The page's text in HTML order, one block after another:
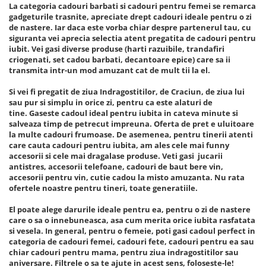
La categoria cadouri barbati si cadouri pentru femei se remarca
gadgeturile trasnite, apreciate drept cadouri ideale pentru o zi
de nastere. Iar daca este vorba chiar despre partenerul tau, cu
siguranta vei aprecia selectia atent pregatita de cadouri pentru
iubit. Vei gasi diverse produse (harti razuibile, trandafiri
criogenati, set cadou barbati, decantoare epice) care sa ii
transmita intr-un mod amuzant cat de mult tii la el.
Si vei fi pregatit de ziua Indragostitilor, de Craciun, de ziua lui
sau pur si simplu in orice zi, pentru ca este alaturi de
tine. Gaseste cadoul ideal pentru iubita in cateva minute si
salveaza timp de petrecut impreuna. Oferta de pret e uluitoare
la multe cadouri frumoase. De asemenea, pentru tinerii atenti
care cauta cadouri pentru iubita, am ales cele mai funny
accesorii si cele mai dragalase produse. Veti gasi jucarii
antistres, accesorii telefoane, cadouri de baut bere vin,
accesorii pentru vin, cutie cadou la misto amuzanta. Nu rata
ofertele noastre pentru tineri, toate generatiile.
El poate alege darurile ideale pentru ea, pentru o zi de nastere
care o sa o innebuneasca, asa cum merita orice iubita rasfatata
si vesela. In general, pentru o femeie, poti gasi cadoul perfect in
categoria de cadouri femei, cadouri fete, cadouri pentru ea sau
chiar cadouri pentru mama, pentru ziua indragostitilor sau
aniversare. Filtrele o sa te ajute in acest sens, foloseste-le!